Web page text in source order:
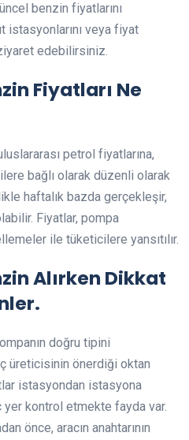
benzin fiyatlarını
istasyonlarını veya fiyat
edebilirsiniz.
Fiyatları Ne
petrol fiyatlarına,
bağlı olarak düzenli olarak
haftalık bazda gerçekleşir,
Fiyatlar, pompa
ile tüketicilere yansıtılır.
Alırken Dikkat
doğru tipini
üreticisinin önerdiği oktan
istasyondan istasyona
kontrol etmekte fayda var.
önce, aracın anahtarının